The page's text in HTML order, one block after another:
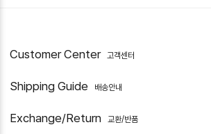
Customer Center 고객센터
Shipping Guide 배송안내
Exchange/Return 교환/반품